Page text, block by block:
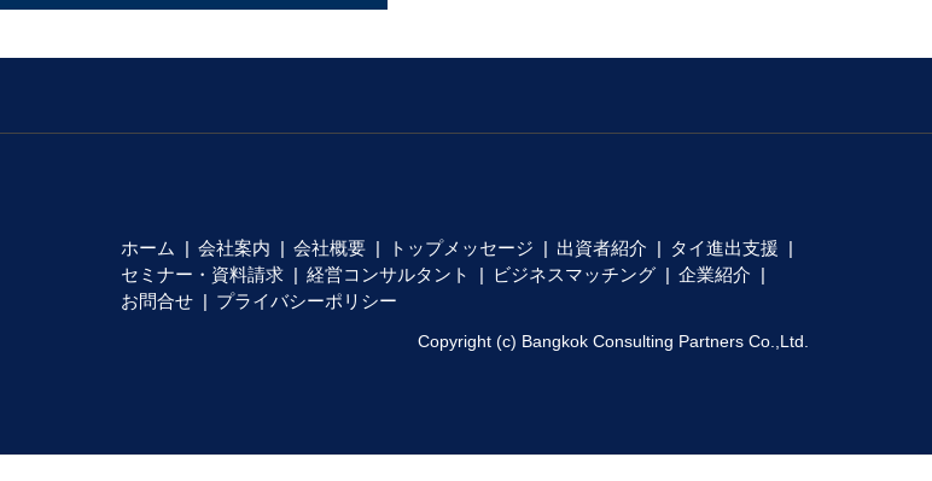
ホーム 会社案内 会社概要 トップメッセージ 出資者紹介
タイ進出支援
セミナー・資料請求
経営コンサルタント ビジネスマッチング
企業紹介
お問合せ
プライバシーポリシー
Copyright (c) Bangkok Consulting Partners Co.,Ltd.